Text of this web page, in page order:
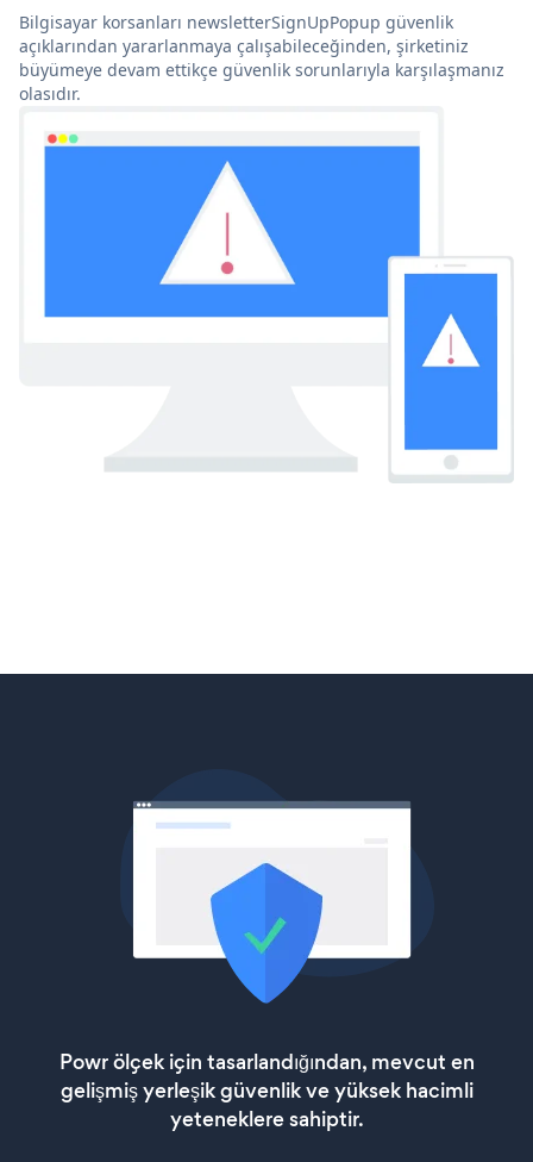
Bilgisayar korsanları newsletterSignUpPopup güvenlik
açıklarından yararlanmaya çalışabileceğinden, şirketiniz
büyümeye devam ettikçe güvenlik sorunlarıyla karşılaşmanız
olasıdır.
Powr ölçek için tasarlandığından, mevcut en
gelişmiş yerleşik güvenlik ve yüksek hacimli
yeteneklere sahiptir.